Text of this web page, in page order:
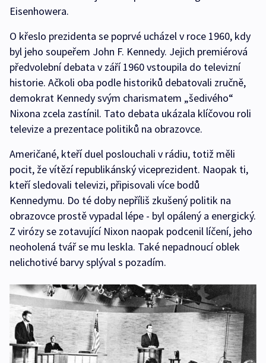
Eisenhowera.
O křeslo prezidenta se poprvé ucházel v roce 1960, kdy
byl jeho soupeřem John F. Kennedy. Jejich premiérová
předvolební debata v září 1960 vstoupila do televizní
historie. Ačkoli oba podle historiků debatovali zručně,
demokrat Kennedy svým charismatem „šedivého“
Nixona zcela zastínil. Tato debata ukázala klíčovou roli
televize a prezentace politiků na obrazovce.
Američané, kteří duel poslouchali v rádiu, totiž měli
pocit, že vítězí republikánský viceprezident. Naopak ti,
kteří sledovali televizi, připisovali více bodů
Kennedymu. Do té doby nepříliš zkušený politik na
obrazovce prostě vypadal lépe - byl opálený a energický.
Z virózy se zotavující Nixon naopak podcenil líčení, jeho
neoholená tvář se mu leskla. Také nepadnoucí oblek
nelichotivé barvy splýval s pozadím.